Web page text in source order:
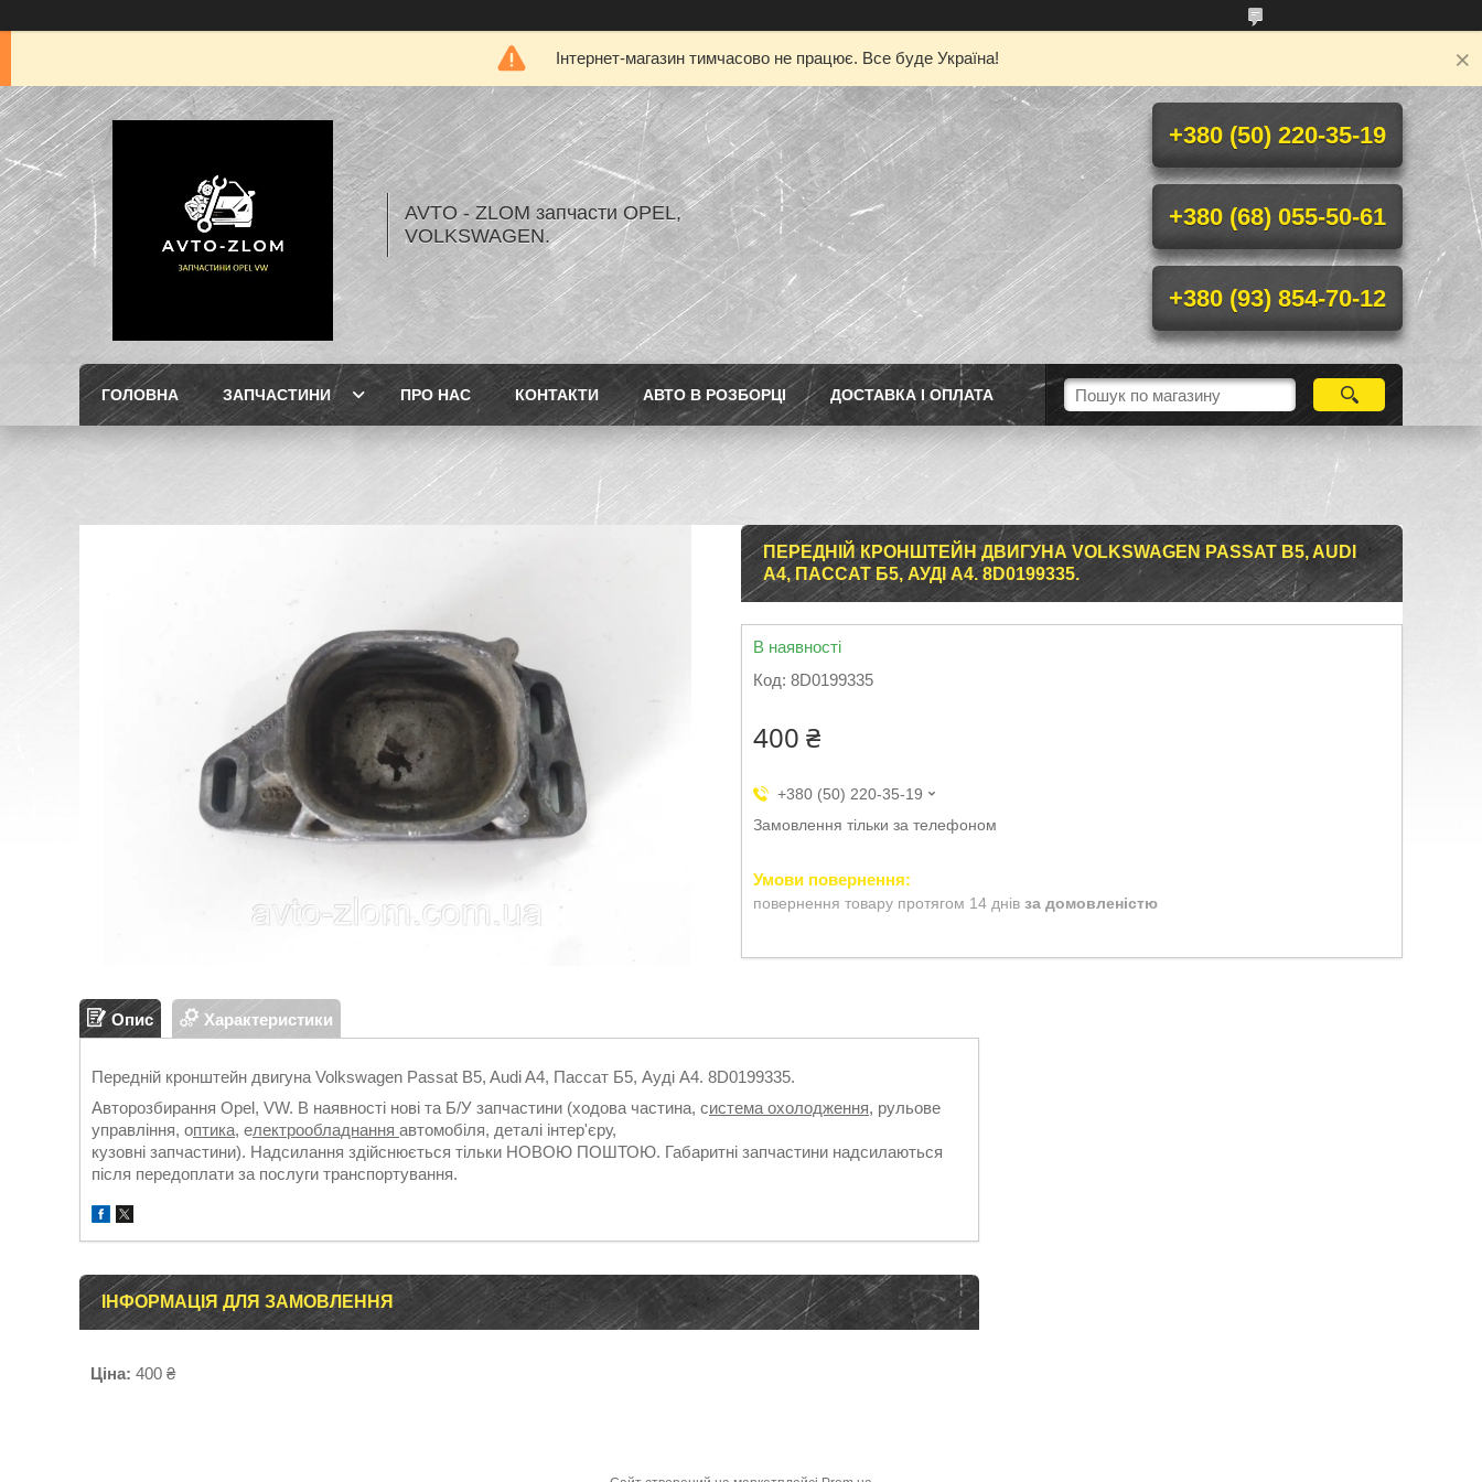
Інтернет-магазин тимчасово не працює. Все буде Україна!
AVTO - ZLOM запчасти OPEL,
VOLKSWAGEN.
+380 (50) 220-35-19
+380 (68) 055-50-61
+380 (93) 854-70-12
ГОЛОВНА ЗАПЧАСТИНИ ПРО НАС КОНТАКТИ АВТО В РОЗБОРЦІ ДОСТАВКА І ОПЛАТА
ПЕРЕДНІЙ КРОНШТЕЙН ДВИГУНА VOLKSWAGEN PASSAT B5, AUDI
A4, ПАССАТ Б5, АУДІ А4. 8D0199335.
В наявності
Код: 8D0199335
400 ₴
+380 (50) 220-35-19
Замовлення тільки за телефоном
повернення товару протягом 14 днів за домовленістю
Опис Характеристики
Передній кронштейн двигуна Volkswagen Passat B5, Audi A4, Пассат Б5, Ауді А4. 8D0199335.
Авторозбирання Opel, VW. В наявності нові та Б/У запчастини (ходова частина, система охолодження, рульове
управління, оптика, електрообладнання автомобіля, деталі інтер'єру,
кузовні запчастини). Надсилання здійснюється тільки НОВОЮ ПОШТОЮ. Габаритні запчастини надсилаються
після передоплати за послуги транспортування.
ІНФОРМАЦІЯ ДЛЯ ЗАМОВЛЕННЯ
Ціна: 400 ₴